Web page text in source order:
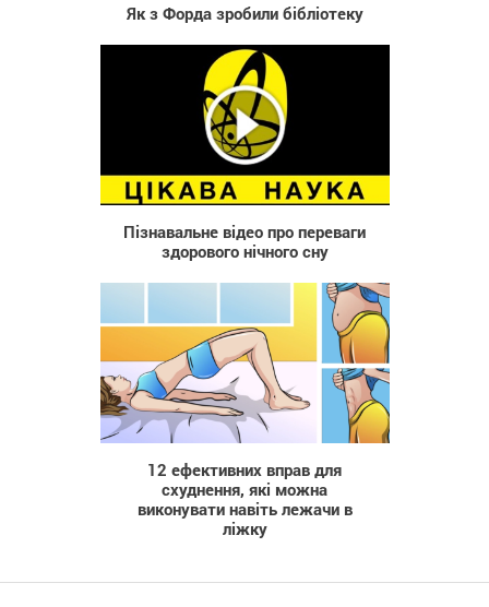
Як з Форда зробили бібліотеку
304
Пізнавальне відео про переваги
здорового нічного сну
3 293
12 ефективних вправ для
схуднення, які можна
виконувати навіть лежачи в
ліжку